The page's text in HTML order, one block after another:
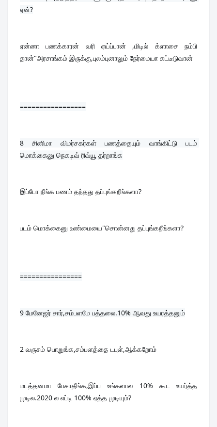
ஏன்?
ஏன்னா பணக்காரன் வரி ஏய்ப்பான் ,மிடில் க்ளாசை நம்பி
தான்"அரசாங்கம் இருக்கு,புலம்புனாலும் நேர்மையா கட்டீடுவான்
=================
8 சினிமா விமர்சகர்கள் பணத்தையும் வாங்கிட்டு படம்
மொக்கைனு நெகடிவ் ரிவ்யூ தர்றாங்க
இப்போ நீங்க பணம் தந்தது தப்புங்கறீங்களா?
படம் மொக்கைனு உண்மையை"சொன்னது தப்புங்கறீங்களா?
================
9 மேனேஜர் சார்,சம்பளமே பத்தலை.10% ஆவது உயரத்தனும்
2 வருசம் பொறுங்க,சம்பளத்தை டபுள்,ஆக்கறோம்
மடத்தனமா பேசாதீங்க,இப்ப உங்களால 10% கூட உயர்த்த
முடில.2020 ல எப்டி 100% ஏத்த முடியும்?